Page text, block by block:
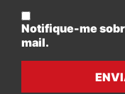
Notifique-me
mail.